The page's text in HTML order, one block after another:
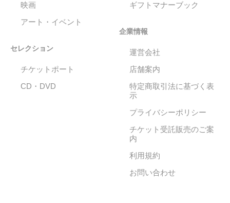
映画
アート・イベント
セレクション
チケットポート
CD・DVD
ギフトマナーブック
企業情報
運営会社
店舗案内
特定商取引法に基づく表
示
プライバシーポリシー
チケット受託販売のご案
内
利用規約
お問い合わせ